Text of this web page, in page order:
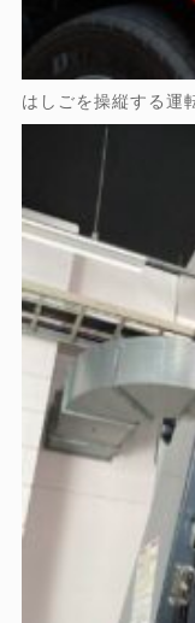
はしごを操縦する運